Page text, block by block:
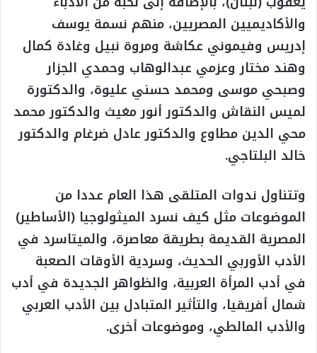
والأكاديميين المصريين، منهم نسمة يوسف
إدريس وفيموني عكاشة ومروة نبيل وغادة كمال
وهند مختار وعزمي عبدالوهاب وحمدي الجزار
وصبحي موسى ومحمد حسني عليوة، والدكتورة
لميس النقاش والدكتور أنور مغيث والدكتور محمد
محي الدين مطاوع والدكتور عادل ضرغام والدكتور
خالد البلتاجي.
وتتناول ندوات المتلقى هذا العام عددا من
الموضوعات مثل كيف نسرد الميثولوجيا (الأساطير)
المصرية القديمة بطريقة معاصرة، والميتاسرد في
الأدب الأوربي الحديث، وسردية الأوقات الصعبة
في أدب المرأة العربية، والظواهر الجديدة في أدب
شمال أفريقيا، والتأثير المتبادل بين الأدب العربي
والأدب المالطي، وموضوعات أخرى.